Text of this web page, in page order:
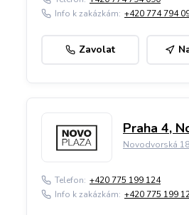
Info k zakázkám: +420 774 794
Zavolat
Praha 4,
Novodvorská
Telefon: +420 775 199 124
Info k zakázkám: +420 775 199